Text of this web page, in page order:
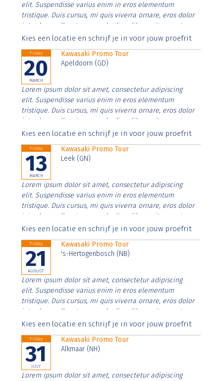
elit. Suspendisse varius enim in eros elementum
tristique. Duis cursus, mi quis viverra ornare, eros dolor
interdum nulla, ut commodo diam libero vitae erat.
Aenean faucibus nibh et justo cursus id rutrum lorem
Kies een locatie en schrijf je in voor jouw proefrit
Friday
20
MARCH
Kawasaki Promo Tour
Apeldoorn (GD)
Lorem ipsum dolor sit amet, consectetur adipiscing
elit. Suspendisse varius enim in eros elementum
tristique. Duis cursus, mi quis viverra ornare, eros dolor
interdum nulla, ut commodo diam libero vitae erat.
Aenean faucibus nibh et justo cursus id rutrum lorem
Kies een locatie en schrijf je in voor jouw proefrit
Friday
13
MARCH
Kawasaki Promo Tour
Leek (GN)
Lorem ipsum dolor sit amet, consectetur adipiscing
elit. Suspendisse varius enim in eros elementum
tristique. Duis cursus, mi quis viverra ornare, eros dolor
interdum nulla, ut commodo diam libero vitae erat.
Aenean faucibus nibh et justo cursus id rutrum lorem
Kies een locatie en schrijf je in voor jouw proefrit
Friday
21
AUGUST
Kawasaki Promo Tour
's-Hertogenbosch (NB)
Lorem ipsum dolor sit amet, consectetur adipiscing
elit. Suspendisse varius enim in eros elementum
tristique. Duis cursus, mi quis viverra ornare, eros dolor
interdum nulla, ut commodo diam libero vitae erat.
Aenean faucibus nibh et justo cursus id rutrum lorem
Kies een locatie en schrijf je in voor jouw proefrit
Friday
31
JULY
Kawasaki Promo Tour
Alkmaar (NH)
Lorem ipsum dolor sit amet, consectetur adipiscing